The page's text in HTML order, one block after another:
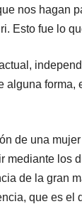
nos hagan
Esto fue lo
forma,
de una
mediante los
de la gran
que es el